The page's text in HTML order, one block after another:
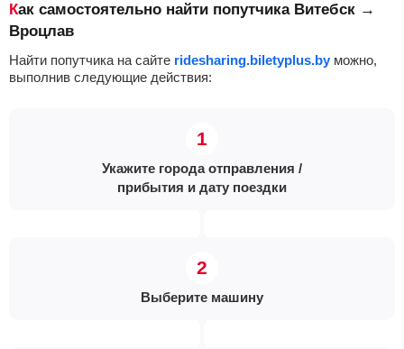
Как самостоятельно найти попутчика Витебск →
Вроцлав
Найти попутчика на сайте ridesharing.biletyplus.by можно,
выполнив следующие действия:
Укажите города отправления /
прибытия и дату поездки
Выберите машину